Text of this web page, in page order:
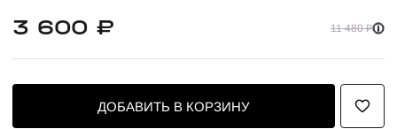
3 600 ₽ 11 480 ₽
ДОБАВИТЬ В КОРЗИНУ